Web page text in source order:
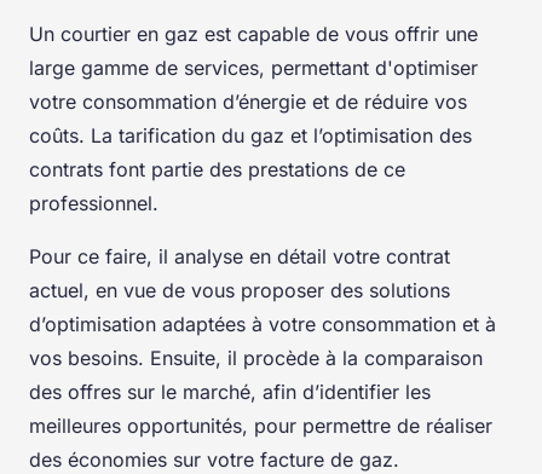
Un courtier en gaz est capable de vous offrir une
large gamme de services, permettant d'optimiser
votre consommation d’énergie et de réduire vos
coûts. La tarification du gaz et l’optimisation des
contrats font partie des prestations de ce
professionnel.
Pour ce faire, il analyse en détail votre contrat
actuel, en vue de vous proposer des solutions
d’optimisation adaptées à votre consommation et à
vos besoins. Ensuite, il procède à la comparaison
des offres sur le marché, afin d’identifier les
meilleures opportunités, pour permettre de réaliser
des économies sur votre facture de gaz.